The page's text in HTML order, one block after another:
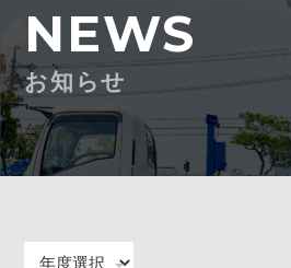
NEWS
お知らせ